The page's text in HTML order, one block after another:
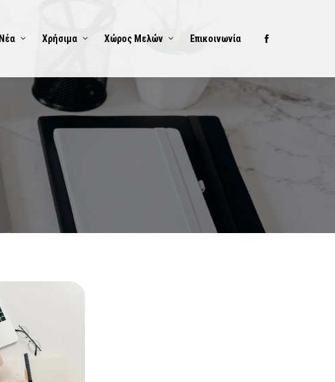
Νέα Χρήσιμα Χώρος Μελών Επικοινωνία